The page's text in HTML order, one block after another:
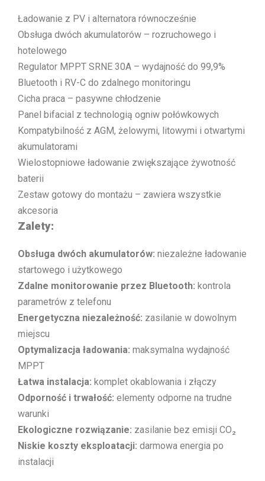
Ładowanie z PV i alternatora równocześnie
Obsługa dwóch akumulatorów – rozruchowego i
hotelowego
Regulator MPPT SRNE 30A – wydajność do 99,9%
Bluetooth i RV-C do zdalnego monitoringu
Cicha praca – pasywne chłodzenie
Panel bifacial z technologią ogniw połówkowych
Kompatybilność z AGM, żelowymi, litowymi i otwartymi
akumulatorami
Wielostopniowe ładowanie zwiększające żywotność
baterii
Zestaw gotowy do montażu – zawiera wszystkie
akcesoria
Zalety:
Obsługa dwóch akumulatorów: niezależne ładowanie
startowego i użytkowego
Zdalne monitorowanie przez Bluetooth: kontrola
parametrów z telefonu
Energetyczna niezależność: zasilanie w dowolnym
miejscu
Optymalizacja ładowania: maksymalna wydajność
MPPT
Łatwa instalacja: komplet okablowania i złączy
Odporność i trwałość: elementy odporne na trudne
warunki
Ekologiczne rozwiązanie: zasilanie bez emisji CO₂
Niskie koszty eksploatacji: darmowa energia po
instalacji